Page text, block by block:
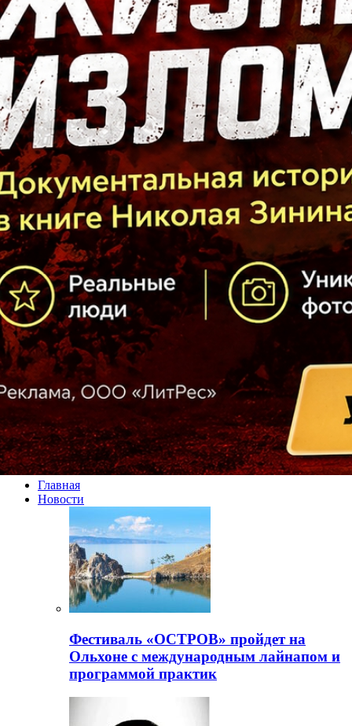
Главная
Новости
Фестиваль «ОСТРОВ» пройдет на
Ольхоне с международным лайнапом и
программой практик